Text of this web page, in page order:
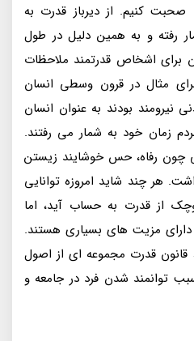
کنیم. از دیرباز قدرت به
رفته و به همین دلیل در طول
برای اشخاص قدرتمند ملاحظات
مثال در قرون وسطی انسان
نیرومند بودند به عنوان انسان
زمان خود به شمار می رفتند.
چون رفاه، حس خوشایند زیستن
هر چند شاید امروزه توانایی
از قدرت به حساب آید، اما
مزیت های بسیاری هستند.
قانون قدرت مجموعه ای از اصول
توانمند شدن فرد در جامعه و